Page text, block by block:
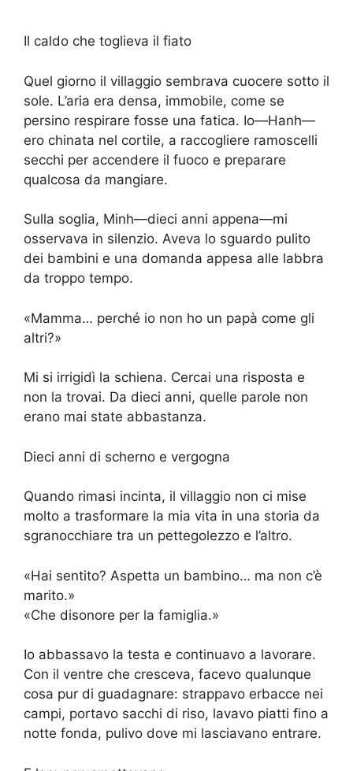
Il caldo che toglieva il fiato
Quel giorno il villaggio sembrava cuocere sotto il
sole. L’aria era densa, immobile, come se
persino respirare fosse una fatica. Io—Hanh—
ero chinata nel cortile, a raccogliere ramoscelli
secchi per accendere il fuoco e preparare
qualcosa da mangiare.
Sulla soglia, Minh—dieci anni appena—mi
osservava in silenzio. Aveva lo sguardo pulito
dei bambini e una domanda appesa alle labbra
da troppo tempo.
«Mamma… perché io non ho un papà come gli
altri?»
Mi si irrigidì la schiena. Cercai una risposta e
non la trovai. Da dieci anni, quelle parole non
erano mai state abbastanza.
Dieci anni di scherno e vergogna
Quando rimasi incinta, il villaggio non ci mise
molto a trasformare la mia vita in una storia da
sgranocchiare tra un pettegolezzo e l’altro.
«Hai sentito? Aspetta un bambino… ma non c’è
marito.»
«Che disonore per la famiglia.»
Io abbassavo la testa e continuavo a lavorare.
Con il ventre che cresceva, facevo qualunque
cosa pur di guadagnare: strappavo erbacce nei
campi, portavo sacchi di riso, lavavo piatti fino a
notte fonda, pulivo dove mi lasciavano entrare.